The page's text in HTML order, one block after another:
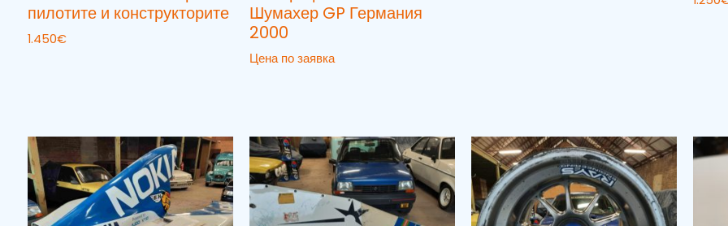
пилотите и конструкторите
1.450€
Шумахер GP Германия
2000
Цена по заявка